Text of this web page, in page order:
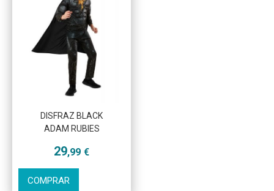
DISFRAZ BLACK
ADAM RUBIES
29,99 €
COMPRAR